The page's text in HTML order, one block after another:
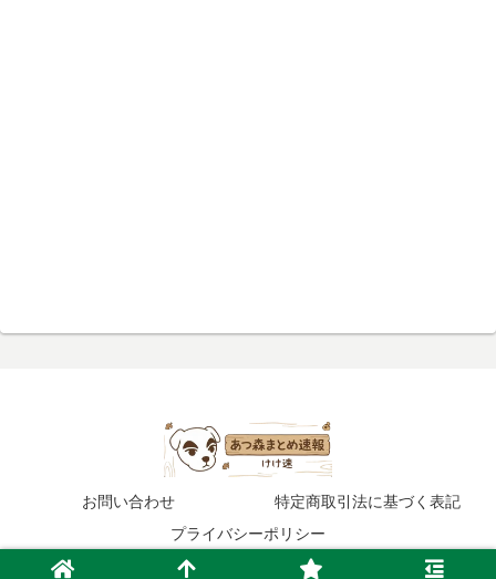
お問い合わせ
特定商取引法に基づく表記
プライバシーポリシー
© 2020 あつ森まとめ速報.